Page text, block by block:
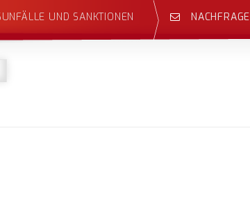
UND SANKTIONEN NACHFRAGE